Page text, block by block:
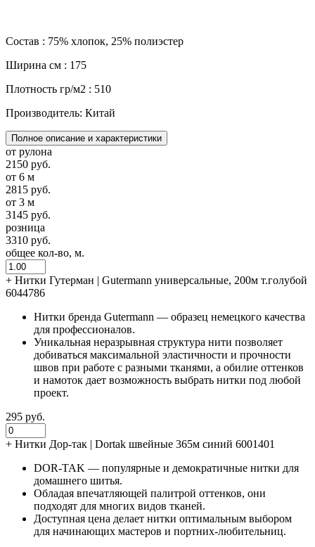
Состав : 75% хлопок, 25% полиэстер
Ширина см : 175
Плотность гр/м2 : 510
Производитель: Китай
Полное описание и характеристики
от рулона
2150 руб.
от 6 м
2815 руб.
от 3 м
3145 руб.
розница
3310 руб.
общее кол-во, м.
+ Нитки Гутерман | Gutermann универсальные, 200м т.голубой
6044786
Нитки бренда Gutermann — образец немецкого качества
для профессионалов.
Уникальная неразрывная структура нити позволяет
добиваться максимальной эластичности и прочности
швов при работе с разными тканями, а обилие оттенков
и намоток дает возможность выбрать нитки под любой
проект.
295 руб.
+ Нитки Дор-так | Dortak швейные 365м синий 6001401
DOR-TAK — популярные и демократичные нитки для
домашнего шитья.
Обладая впечатляющей палитрой оттенков, они
подходят для многих видов тканей.
Доступная цена делает нитки оптимальным выбором
для начинающих мастеров и портних-любительниц.